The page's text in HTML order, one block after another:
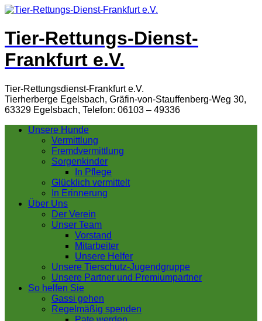
Tier-Rettungs-Dienst-
Frankfurt e.V.
Tier-Rettungsdienst-Frankfurt e.V.
Tierherberge Egelsbach, Gräfin-von-Stauffenberg-Weg 30,
63329 Egelsbach, Telefon: 06103 – 49336
Unsere Hunde
Vermittlung
Fremdvermittlung
Sorgenkinder
In Pflege
Glücklich vermittelt
In Erinnerung
Über Uns
Der Verein
Unser Team
Vorstand
Mitarbeiter
Unsere Helfer
Unsere Tierschutz-Jugendgruppe
Unsere Partner und Premiumpartner
So helfen Sie
Gassi gehen
Regelmäßig spenden